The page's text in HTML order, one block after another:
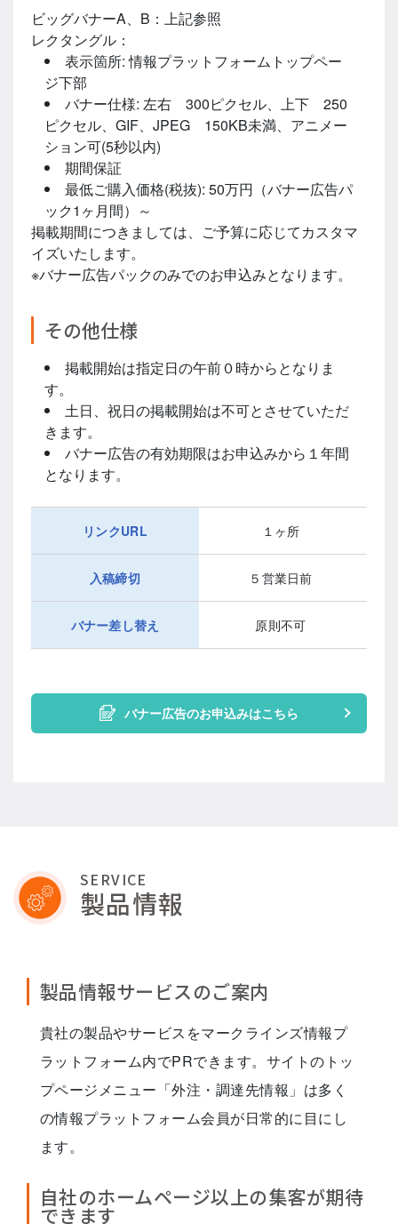
ビッグバナーA、B：上記参照
レクタングル：
表示箇所: 情報プラットフォームトップペー
ジ下部
バナー仕様: 左右 300ピクセル、上下 250
ピクセル、GIF、JPEG 150KB未満、アニメー
ション可(5秒以内)
期間保証
最低ご購入価格(税抜): 50万円（バナー広告パ
ック1ヶ月間）～
掲載期間につきましては、ご予算に応じてカスタマ
イズいたします。
※バナー広告パックのみでのお申込みとなります。
その他仕様
掲載開始は指定日の午前０時からとなりま
す。
土日、祝日の掲載開始は不可とさせていただ
きます。
バナー広告の有効期限はお申込みから１年間
となります。
リンクURL １ヶ所
入稿締切 ５営業日前
バナー差し替え 原則不可
バナー広告のお申込みはこちら
SERVICE
製品情報
製品情報サービスのご案内
貴社の製品やサービスをマークラインズ情報プ
ラットフォーム内でPRできます。サイトのトッ
プページメニュー「外注・調達先情報」は多く
の情報プラットフォーム会員が日常的に目にし
ます。
自社のホームページ以上の集客が期待
できます